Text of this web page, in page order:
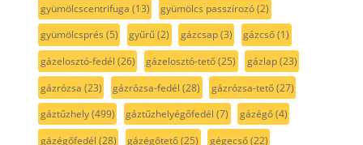
gyümölcscentrifuga (13) gyümölcs passzírozó(2)
gyümölcsprés (5) gyűrű(2) gázcsap(3) gázcső(1)
gázelosztó-fedél (26) gázelosztó-tető(25) gázlap(23)
gázrózsa (23) gázrózsa-fedél (28) gázrózsa-tető(27)
gáztűzhely(499) gáztűzhelyégőfedél (7) gázégő(4)
gázégőfedél (28) gázégőtető(25) gégecső(22)